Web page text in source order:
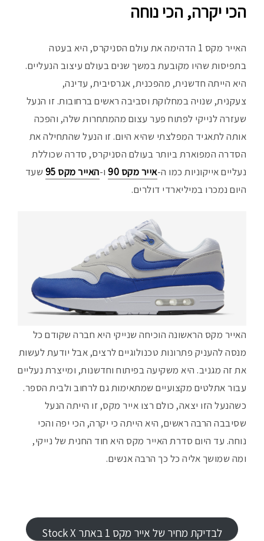
הכי יקרה, הכי נוחה
האייר מקס 1 הדהימה את עולם הסניקרס, היא בעטה
בתפיסות שהיו מקובעת במשך שנים בעולם עיצוב הנעליים.
היא הייתה חדשנית, מהפכנית, אגרסיבית, עדינה,
צעקנית, שנויה במחלוקת וסביבה ראשים ברחובות. זו הנעל
שעזרה לנייקי לפתוח פער עצום מהמתחרות שלה, והפכה
אותה לתאגיד המפלצתי שהיא היום. זו הנעל שהתחילה את
הסדרה המפוארת ביותר בעולם הסניקרס, סדרה שכוללת
נעליים אייקוניות כמו ה-אייר מקס 90 ו-האייר מקס 95
שעד
היום נמכרו במיליארדי דולרים.
האייר מקס הראשונה הוכיחה שנייקי היא חברה שקודם כל
מנסה להעניק פתרונות טכנולוגיים לרצים, אבל יודעת לעשות
את זה מגניב. היא משקיעה בפיתוח וחדשנות, ומייצרת נעליים
עבור אתלטים מקצועיים שמתאימות גם לרחוב ולבית הספר.
כשהנעל הזו יצאה, כולם רצו אייר מקס, זו הייתה הנעל
שסיבבה הרבה ראשים, היא הייתה כי יקרה, הכי יפה והכי
נוחה. עד היום סדרת האייר מקס היא חוד החנית של נייקי,
ומה שמושך אליה כל כך הרבה אנשים.
לבדיקת מחיר של אייר מקס 1 באתר Stock X